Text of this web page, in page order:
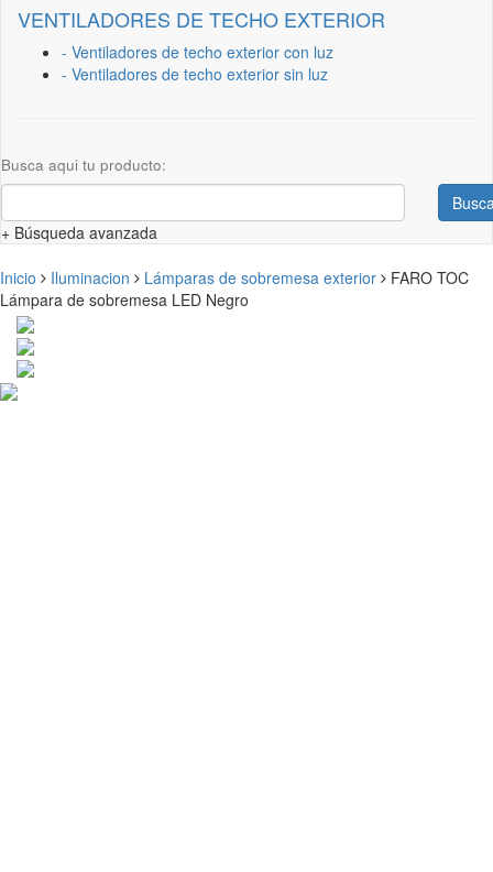
VENTILADORES DE TECHO EXTERIOR
- Ventiladores de techo exterior con luz
- Ventiladores de techo exterior sin luz
Busca aqui tu producto:
+ Búsqueda avanzada
Inicio Iluminacion Lámparas de sobremesa exterior
FARO TOC
Lámpara de sobremesa LED Negro